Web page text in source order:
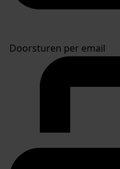
Doorsturen per email